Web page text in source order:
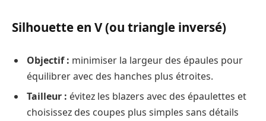
Silhouette en V (ou triangle inversé)
Objectif : minimiser la largeur des épaules pour
équilibrer avec des hanches plus étroites.
Tailleur : évitez les blazers avec des épaulettes et
choisissez des coupes plus simples sans détails